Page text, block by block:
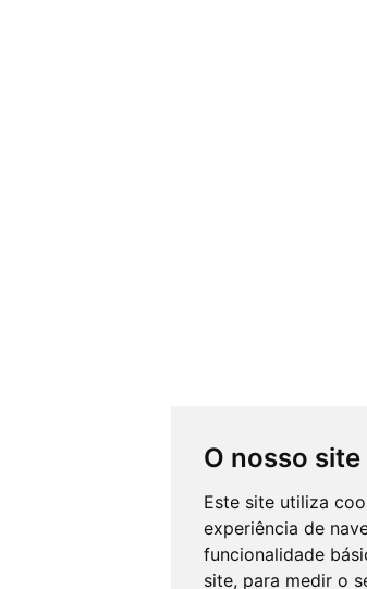
O nosso
Este site utiliza
experiência de
funcionalidade
site, para medir o